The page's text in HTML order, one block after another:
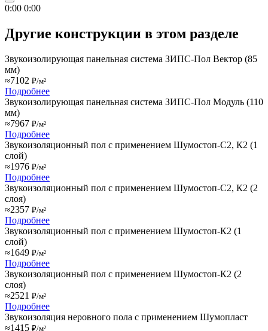
0:00 0:00
Другие конструкции в этом разделе
Звукоизолирующая панельная система ЗИПС-Пол Вектор (85
мм)
≈7102 ₽/м²
Подробнее
Звукоизолирующая панельная система ЗИПС-Пол Модуль (110
мм)
≈7967 ₽/м²
Подробнее
Звукоизоляционный пол с применением Шумостоп-С2, К2 (1
слой)
≈1976 ₽/м²
Подробнее
Звукоизоляционный пол с применением Шумостоп-С2, К2 (2
слоя)
≈2357 ₽/м²
Подробнее
Звукоизоляционный пол с применением Шумостоп-К2 (1
слой)
≈1649 ₽/м²
Подробнее
Звукоизоляционный пол с применением Шумостоп-К2 (2
слоя)
≈2521 ₽/м²
Подробнее
Звукоизоляция неровного пола с применением Шумопласт
≈1415 ₽/м²